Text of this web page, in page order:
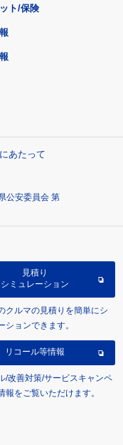
ト/保険
あたって
公安委員会 第
見積り
シミュレーション
クルマの見積りを簡単にシ
ションできます。
リコール等情報
/改善対策/サービスキャンペ
報をご覧いただけます。